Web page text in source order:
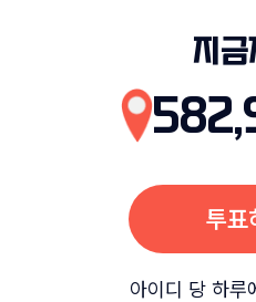
지금
투표
아이디 당 하루